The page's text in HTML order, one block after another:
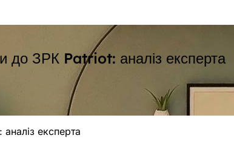
до ЗРК Patriot: аналіз експерта
експерта